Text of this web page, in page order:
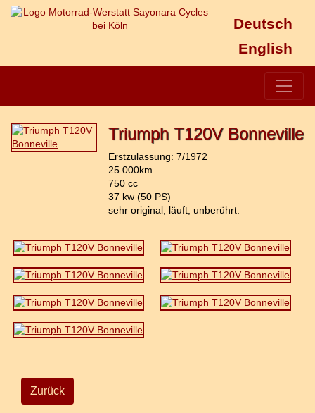
Deutsch
English
Triumph T120V Bonneville
Erstzulassung: 7/1972
25.000km
750 cc
37 kw (50 PS)
sehr original, läuft, unberührt.
Zurück